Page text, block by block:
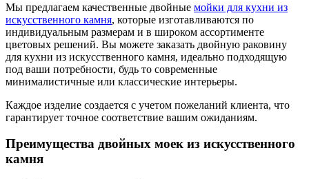
Мы предлагаем качественные двойные мойки для кухни из
искусственного камня, которые изготавливаются по
индивидуальным размерам и в широком ассортименте
цветовых решений. Вы можете заказать двойную раковину
для кухни из искусственного камня, идеально подходящую
под ваши потребности, будь то современные
минималистичные или классические интерьеры.
Каждое изделие создается с учетом пожеланий клиента, что
гарантирует точное соответствие вашим ожиданиям.
Преимущества двойных моек из искусственного
камня